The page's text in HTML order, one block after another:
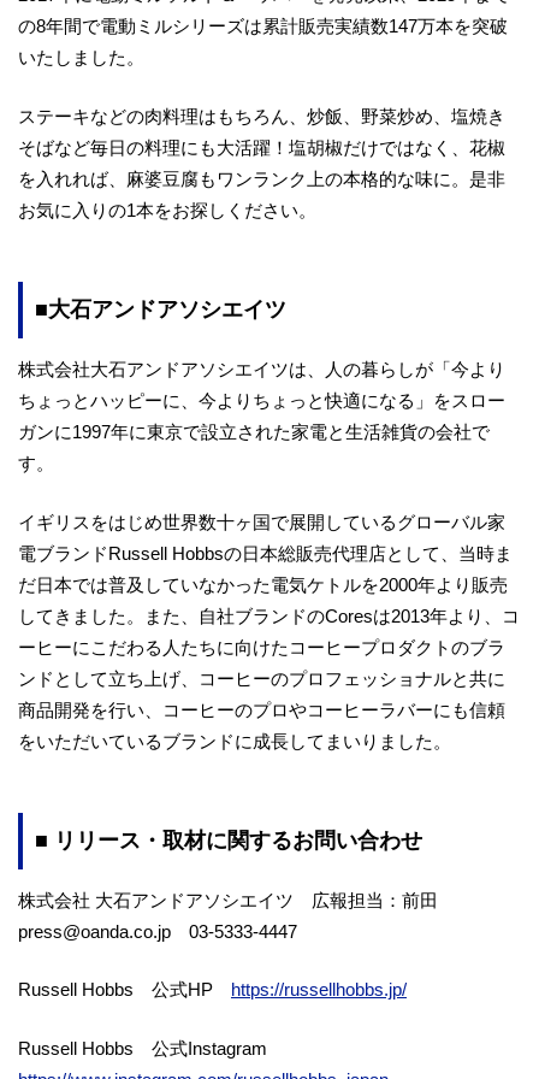
の8年間で電動ミルシリーズは累計販売実績数147万本を突破
いたしました。
ステーキなどの肉料理はもちろん、炒飯、野菜炒め、塩焼き
そばなど毎日の料理にも大活躍！塩胡椒だけではなく、花椒
を入れれば、麻婆豆腐もワンランク上の本格的な味に。是非
お気に入りの1本をお探しください。
■大石アンドアソシエイツ
株式会社大石アンドアソシエイツは、人の暮らしが「今より
ちょっとハッピーに、今よりちょっと快適になる」をスロー
ガンに1997年に東京で設立された家電と生活雑貨の会社で
す。
イギリスをはじめ世界数十ヶ国で展開しているグローバル家
電ブランドRussell Hobbsの日本総販売代理店として、当時ま
だ日本では普及していなかった電気ケトルを2000年より販売
してきました。また、自社ブランドのCoresは2013年より、コ
ーヒーにこだわる人たちに向けたコーヒープロダクトのブラ
ンドとして立ち上げ、コーヒーのプロフェッショナルと共に
商品開発を行い、コーヒーのプロやコーヒーラバーにも信頼
をいただいているブランドに成長してまいりました。
■ リリース・取材に関するお問い合わせ
株式会社 大石アンドアソシエイツ 広報担当：前田
press@oanda.co.jp 03-5333-4447
Russell Hobbs 公式HP https://russellhobbs.jp/
Russell Hobbs 公式Instagram